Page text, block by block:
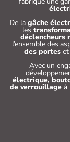
De la gâche
les
déclencheurs
l’ensemble des
des porteset
Avec un
électrique,
de verrouillage à